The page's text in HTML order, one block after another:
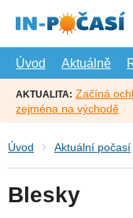
hlavní
Úvod
Aktuálně
AKTUALITA: Začíná
zejména na východě
Úvod Aktuální počasí
Blesky